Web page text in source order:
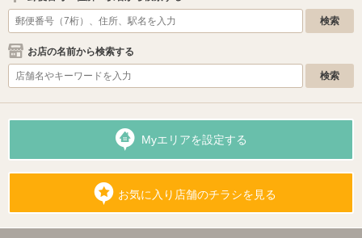
お店の名前から検索する
Myエリアを設定する
お気に入り店舗のチラシを見る